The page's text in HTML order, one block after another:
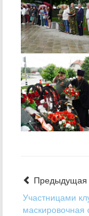
Предыдущая
Участницами
маскировочная